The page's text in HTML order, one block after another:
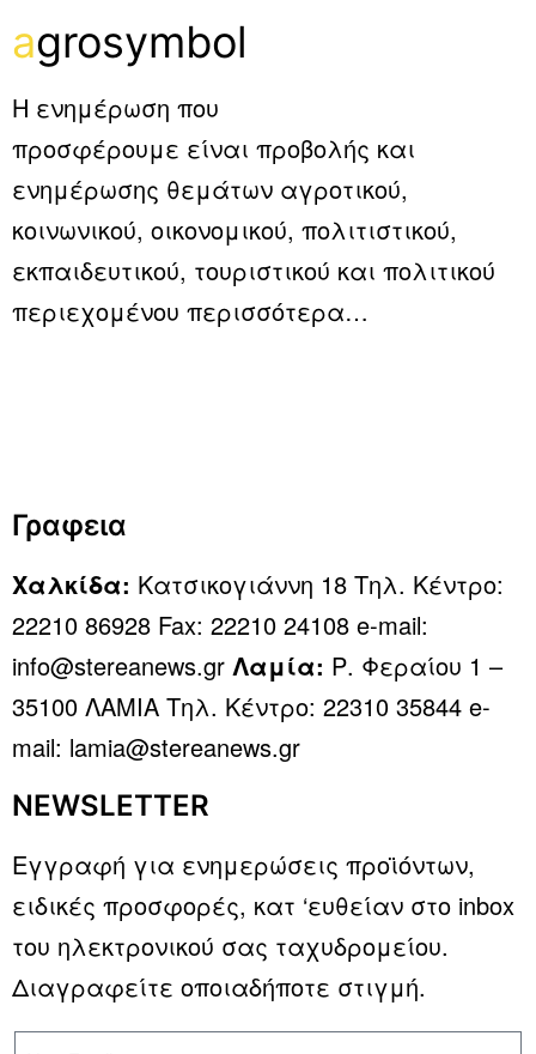
agrosymbol
Η ενημέρωση που
προσφέρουμε είναι προβολής και
ενημέρωσης θεμάτων αγροτικού,
κοινωνικού, οικονομικού, πολιτιστικού,
εκπαιδευτικού, τουριστικού και πολιτικού
περιεχομένου περισσότερα…
Γραφεια
Χαλκίδα: Κατσικογιάννη 18 Τηλ. Κέντρο:
22210 86928 Fax: 22210 24108 e-mail:
info@stereanews.gr Λαμία: Ρ. Φεραίου 1 –
35100 ΛΑΜΙΑ Τηλ. Κέντρο: 22310 35844 e-
mail: lamia@stereanews.gr
NEWSLETTER
Εγγραφή για ενημερώσεις προϊόντων,
ειδικές προσφορές, κατ ‘ευθείαν στο inbox
του ηλεκτρονικού σας ταχυδρομείου.
Διαγραφείτε οποιαδήποτε στιγμή.